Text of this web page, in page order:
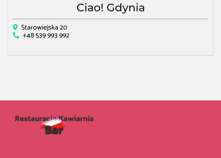
Ciao! Gdynia
Starowiejska 20
+48 539 993 992